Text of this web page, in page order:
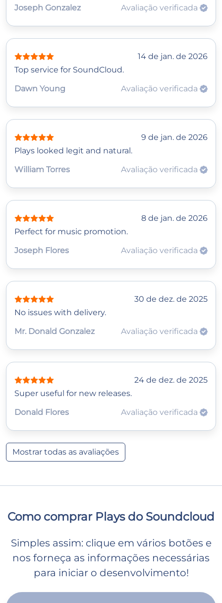
Joseph Gonzalez Avaliação verificada
14 de jan. de 2026
Top service for SoundCloud.
Dawn Young
Avaliação verificada
9 de jan. de 2026
Plays looked legit and natural.
William Torres
Avaliação verificada
8 de jan. de 2026
Perfect for music promotion.
Joseph Flores
Avaliação verificada
30 de dez. de 2025
No issues with delivery.
Mr. Donald Gonzalez
Avaliação verificada
24 de dez. de 2025
Super useful for new releases.
Donald Flores
Avaliação verificada
Mostrar todas as avaliações
Como comprar Plays do Soundcloud
Simples assim: clique em vários botões e
nos forneça as informações necessárias
para iniciar o desenvolvimento!